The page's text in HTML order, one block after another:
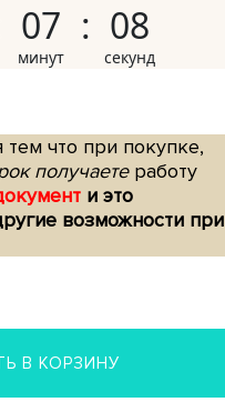
07 07
что при покупке,
получаетеработу
и это
возможности при
В КОРЗИНУ